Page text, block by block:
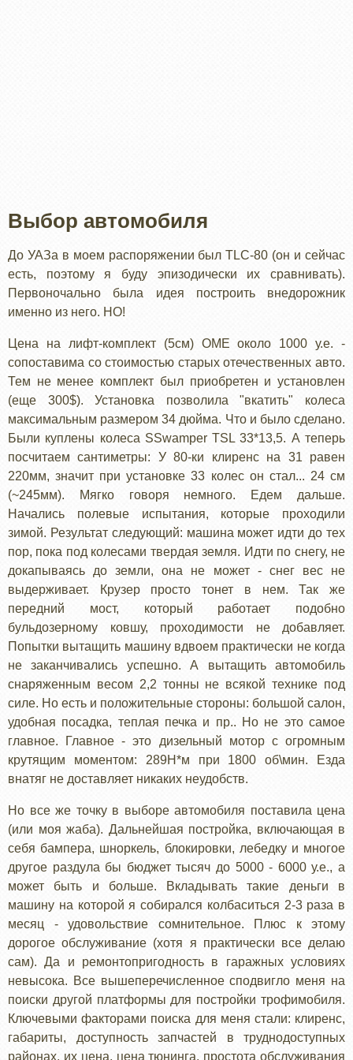
Выбор автомобиля
До УАЗа в моем распоряжении был TLC-80 (он и сейчас
есть, поэтому я буду эпизодически их сравнивать).
Первоночально была идея построить внедорожник
именно из него. НО!
Цена на лифт-комплект (5см) ОМЕ около 1000 у.е. -
сопоставима со стоимостью старых отечественных авто.
Тем не менее комплект был приобретен и установлен
(еще 300$). Установка позволила "вкатить" колеса
максимальным размером 34 дюйма. Что и было сделано.
Были куплены колеса SSwamper TSL 33*13,5. А теперь
посчитаем сантиметры: У 80-ки клиренс на 31 равен
220мм, значит при установке 33 колес он стал... 24 см
(~245мм). Мягко говоря немного. Едем дальше.
Начались полевые испытания, которые проходили
зимой. Результат следующий: машина может идти до тех
пор, пока под колесами твердая земля. Идти по снегу, не
докапываясь до земли, она не может - снег вес не
выдерживает. Крузер просто тонет в нем. Так же
передний мост, который работает подобно
бульдозерному ковшу, проходимости не добавляет.
Попытки вытащить машину вдвоем практически не когда
не заканчивались успешно. А вытащить автомобиль
снаряженным весом 2,2 тонны не всякой технике под
силе. Но есть и положительные стороны: большой салон,
удобная посадка, теплая печка и пр.. Но не это самое
главное. Главное - это дизельный мотор с огромным
крутящим моментом: 289Н*м при 1800 об\мин. Езда
внатяг не доставляет никаких неудобств.
Но все же точку в выборе автомобиля поставила цена
(или моя жаба). Дальнейшая постройка, включающая в
себя бампера, шноркель, блокировки, лебедку и многое
другое раздула бы бюджет тысяч до 5000 - 6000 у.е., а
может быть и больше. Вкладывать такие деньги в
машину на которой я собирался колбаситься 2-3 раза в
месяц - удовольствие сомнительное. Плюс к этому
дорогое обслуживание (хотя я практически все делаю
сам). Да и ремонтопригодность в гаражных условиях
невысока. Все вышеперечисленное сподвигло меня на
поиски другой платформы для постройки трофимобиля.
Ключевыми факторами поиска для меня стали: клиренс,
габариты, доступность запчастей в труднодоступных
районах, их цена, цена тюнинга, простота обслуживания